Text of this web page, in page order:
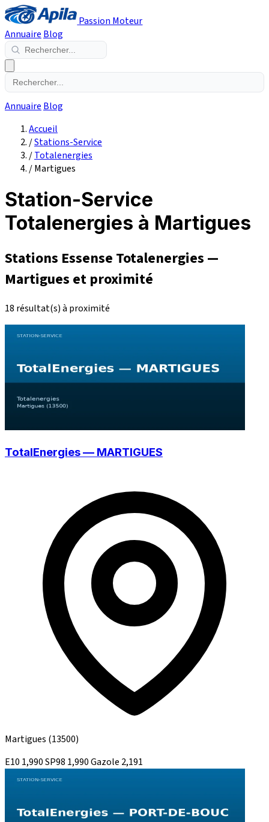
Passion Moteur
Annuaire Blog
Annuaire Blog
Accueil
/Stations-Service
/Totalenergies
/Martigues
Station-Service
Totalenergies à Martigues
Stations Essense Totalenergies —
Martigues et proximité
18 résultat(s) à proximité
TotalEnergies — MARTIGUES
Martigues (13500)
E10 1,990SP98 1,990Gazole 2,191